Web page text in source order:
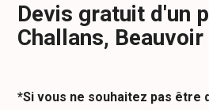
Devis gratuit d'un
Challans, Beauvoir
*Si vous ne souhaitez pas être